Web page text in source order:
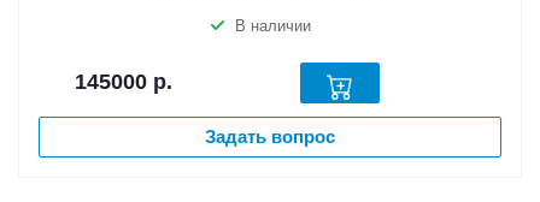
В наличии
145000 р.
Задать вопрос